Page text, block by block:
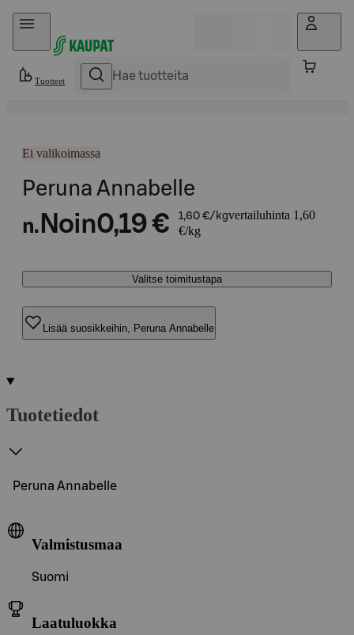
Hyppää sisältöön
Tuotteet
Ei valikoimassa
Peruna Annabelle
n. Noin0,19 € 1,60 €/kgvertailuhinta 1,60
€/kg
Valitse toimitustapa
Lisää suosikkeihin, Peruna Annabelle
Tuotetiedot
Peruna Annabelle
Valmistusmaa
Suomi
Laatuluokka